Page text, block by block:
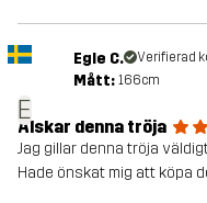
E
Egle C. Verifierad
Mått: 166cm
Älskar denna tröja
Jag gillar denna tröja
Hade önskat mig att köpa